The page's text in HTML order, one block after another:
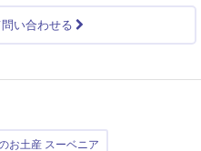
い合わせる
お土産 スーベニア